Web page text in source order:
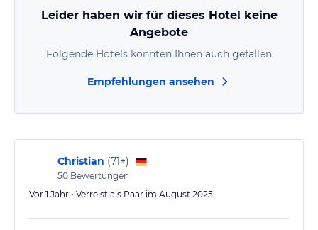
einem Vorort.
Leider haben wir für dieses Hotel keine
Angebote
Folgende Hotels könnten Ihnen auch gefallen
Empfehlungen ansehen
Christian (71+)
50 Bewertungen
Vor 1 Jahr • Verreist als Paar im August 2025